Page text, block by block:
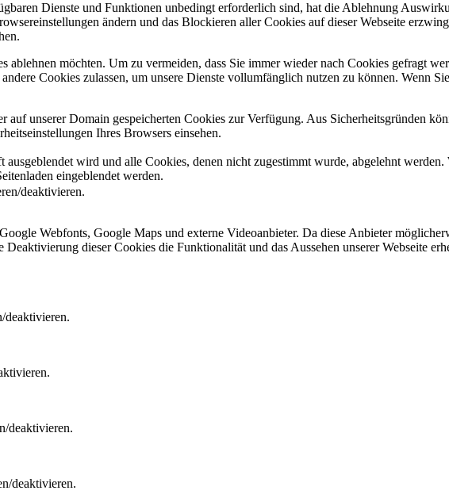
Dienste und Funktionen unbedingt erforderlich sind, hat die Ablehnung
ändern und das Blockieren aller Cookies auf dieser Webseite
ablehnen möchten. Um zu vermeiden, dass Sie immer wieder nach Cookies gefragt
Cookies zulassen, um unsere Dienste vollumfänglich nutzen zu können. Wenn
unserer Domain gespeicherten Cookies zur Verfügung. Aus Sicherheitsgründen
Ihres Browsers einsehen.
wird und alle Cookies, denen nicht zugestimmt wurde, abgelehnt
eingeblendet werden.
deaktivieren.
Webfonts, Google Maps und externe Videoanbieter. Da diese Anbieter
Deaktivierung dieser Cookies die Funktionalität und das Aussehen unserer Webseite
deaktivieren.
deaktivieren.
deaktivieren.